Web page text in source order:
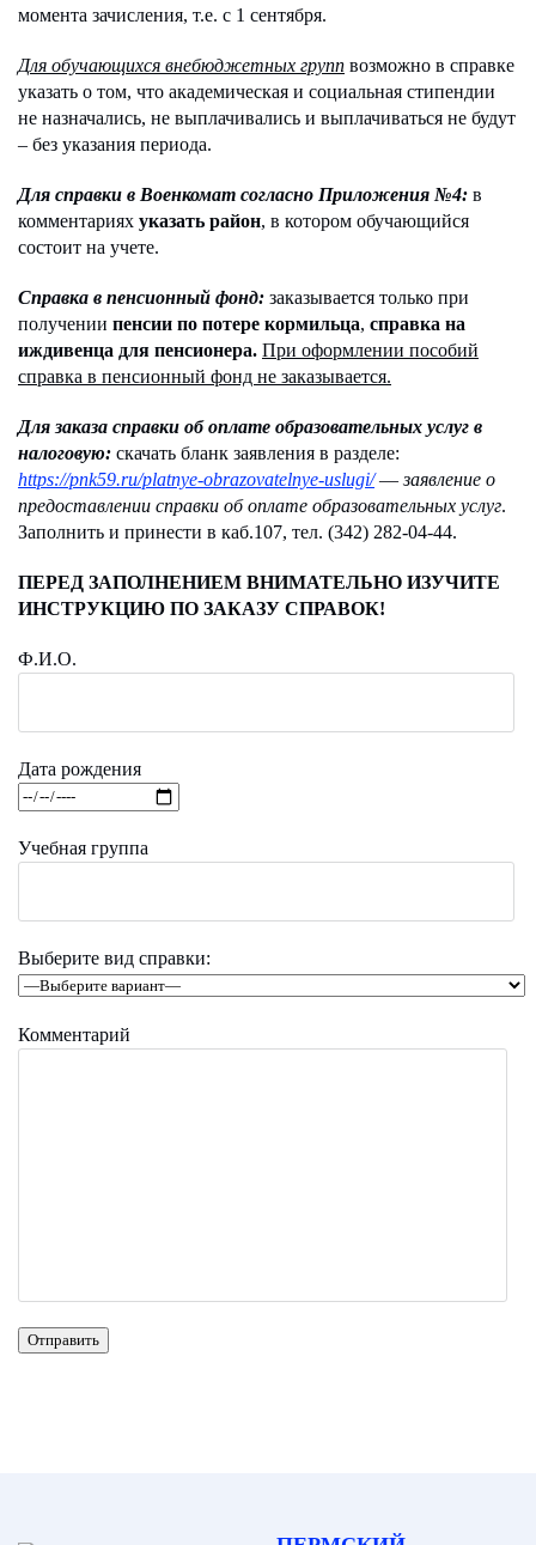
момента зачисления, т.е. с 1 сентября.
Для обучающихся внебюджетных групп возможно в справке
указать о том, что академическая и социальная стипендии
не назначались, не выплачивались и выплачиваться не будут
– без указания периода.
Для справки в Военкомат согласно Приложения №4: в
комментариях указать район, в котором обучающийся
состоит на учете.
Справка в пенсионный фонд: заказывается только при
получении пенсии по потере кормильца, справка на
иждивенца для пенсионера. При оформлении пособий
справка в пенсионный фонд не заказывается.
Для заказа справки об оплате образовательных услуг в
налоговую: скачать бланк заявления в разделе:
https://pnk59.ru/platnye-obrazovatelnye-uslugi/—заявление о
предоставлении справки об оплате образовательных услуг.
Заполнить и принести в каб.107, тел. (342) 282-04-44.
ПЕРЕД ЗАПОЛНЕНИЕМ ВНИМАТЕЛЬНО ИЗУЧИТЕ
ИНСТРУКЦИЮ ПО ЗАКАЗУ СПРАВОК!
Ф.И.О.
Дата рождения
Учебная группа
Выберите вид справки:
Комментарий